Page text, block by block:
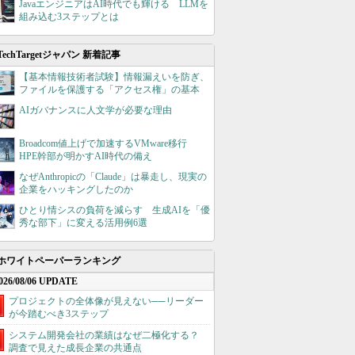
JavaエンジニアはAI時代でも輝ける LLMを
組み込む3ステップとは
ジャパン 新着記事
【基本情報技術者試験】情報漏えいを防ぎ、
ファイルを保護する「アクセス権」の基本
AIガバナンスに人文学が必要な理由
Broadcom値上げで加速するVMware移行
HPE幹部が明かすAI時代の備え
なぜAnthropicの「Claude」は暴走し、現実の
企業をハッキングしたのか
ひとり情シスの負荷を減らす 生成AIを「優
秀な部下」に変える活用例6選
ワイトペーパーランキング
08/06 UPDATE
プロジェクトの全体像が見えない──リーダー
が今踏むべき3ステップ
システム開発会社の業績はなぜ二極化する？
調査で見えた成長企業の共通点